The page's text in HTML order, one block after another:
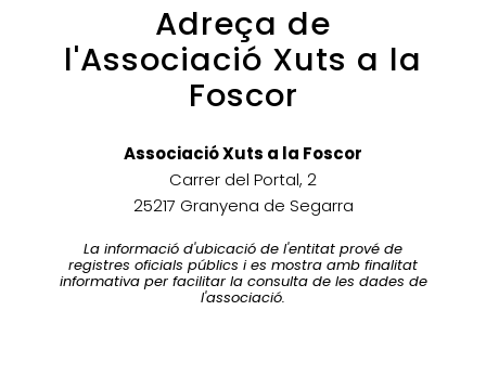
Adreça de
l'Associació Xuts a la
Foscor
Associació Xuts a la Foscor
Carrer del Portal, 2
25217 Granyena de Segarra
La informació d'ubicació de l'entitat prové de
registres oficials públics i es mostra amb finalitat
informativa per facilitar la consulta de les dades de
l'associació.